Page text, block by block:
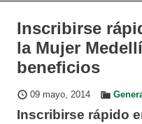
Inscribirse
la Mujer
beneficios
09 mayo, 2014
Inscribirse rápido